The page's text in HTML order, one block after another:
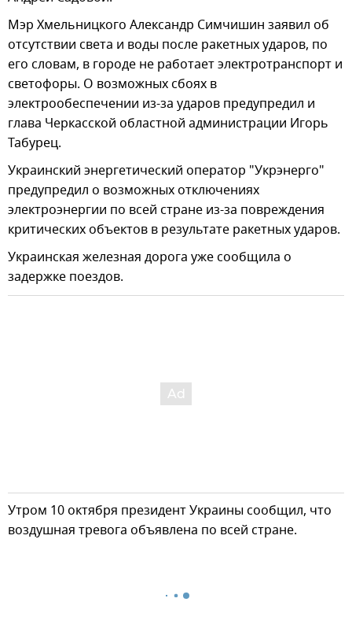
Мэр Хмельницкого Александр Симчишин заявил об
отсутствии света и воды после ракетных ударов, по
его словам, в городе не работает электротранспорт и
светофоры. О возможных сбоях в
электрообеспечении из-за ударов предупредил и
глава Черкасской областной администрации Игорь
Табурец.
Украинский энергетический оператор "Укрэнерго"
предупредил о возможных отключениях
электроэнергии по всей стране из-за повреждения
критических объектов в результате ракетных ударов.
Украинская железная дорога уже сообщила о
задержке поездов.
Утром 10 октября президент Украины сообщил, что
воздушная тревога объявлена по всей стране.